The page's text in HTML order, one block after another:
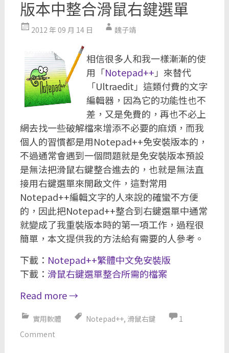
版本中整合滑鼠右鍵選單
2012 年 09 月 14 日 魏子靖
相信很多人和我一樣漸漸的使
用「Notepad++ 」來替代
「Ultraedit」這類付費的文字
編輯器，因為它的功能性也不
差，又是免費的，再也不必上
網去找一些破解檔來增添不必要的麻煩，而我
個人的習慣都是用Notepad++免安裝版本的，
不過通常會遇到一個問題就是免安裝版本預設
是無法把滑鼠右鍵整合進去的，也就是無法直
接用右鍵選單來開啟文件，這對常用
Notepad++編輯文字的人來說的確蠻不方便
的，因此把Notepad++整合到右鍵選單中通常
就變成了我重裝版本時的第一項工作，過程很
簡單，本文提供我的方法給有需要的人參考。
下載： Notepad++繁體中文免安裝版
下載： 滑鼠右鍵選單整合所需的檔案
Read more→
實用軟體 Notepad++, 滑鼠右鍵
1
Comment